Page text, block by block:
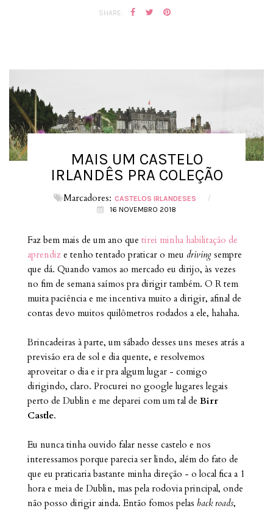
SHARE:
MAIS UM CASTELO
IRLANDÊS PRA COLEÇÃO
Marcadores: CASTELOS IRLANDESES /
16 NOVEMBRO 2018
Faz bem mais de um ano que tirei minha habilitação de
aprendiz e tenho tentado praticar o meu driving sempre
que dá. Quando vamos ao mercado eu dirijo, às vezes
no fim de semana saímos pra dirigir também. O R tem
muita paciência e me incentiva muito a dirigir, afinal de
contas devo muitos quilômetros rodados a ele, hahaha.
Brincadeiras à parte, um sábado desses uns meses atrás a
previsão era de sol e dia quente, e resolvemos
aproveitar o dia e ir pra algum lugar - comigo
dirigindo, claro. Procurei no google lugares legais
perto de Dublin e me deparei com um tal de Birr
Castle.
Eu nunca tinha ouvido falar nesse castelo e nos
interessamos porque parecia ser lindo, além do fato de
que eu praticaria bastante minha direção - o local fica a 1
hora e meia de Dublin, mas pela rodovia principal, onde
não posso dirigir ainda. Então fomos pelas back roads,